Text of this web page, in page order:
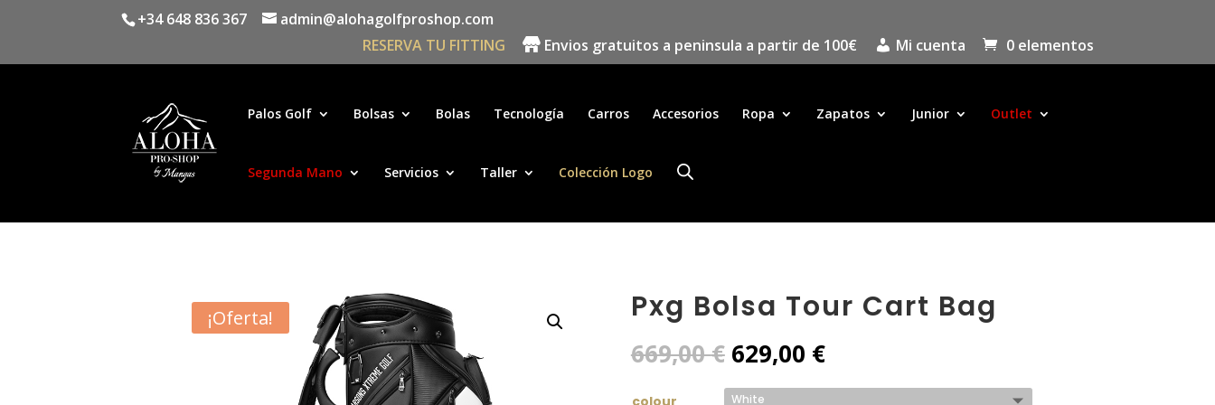
+34 648 836 367
admin@alohagolfproshop.com
RESERVA TU FITTING
Envios gratuitos a peninsula a partir de 100€ Mi cuenta 0 elementos
Palos Golf Bolsas Bolas Tecnología Carros Accesorios Ropa Zapatos Junior Outlet
Segunda Mano Servicios Taller Colección Logo
¡Oferta! Pxg Bolsa Tour Cart Bag
669,00€ El
precio
original
629,00 €El
precio
actual
colour